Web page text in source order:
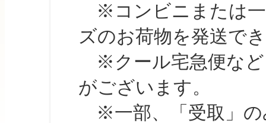
※コンビニまたは一
ズのお荷物を発送で
※クール宅急便など
がございます。
※一部、「受取」の